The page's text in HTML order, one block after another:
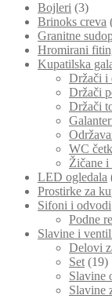
Bojleri (3)
Brinoks creva
Granitne
Hromirani
Kupatilska
Držači i
Držači
Držači
WC
Žičane i
LED ogledala
Prostirke za
Sifoni i odvodi
Podne
Slavine i
Delovi
Set (19)
Slavine
Slavine